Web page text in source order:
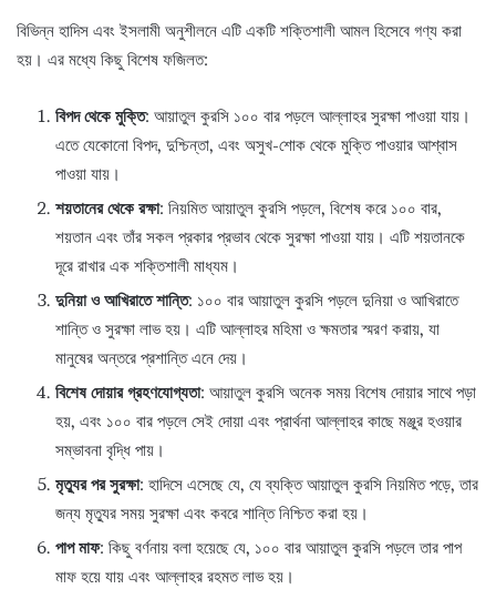
বিভিন্ন হাদিস এবং ইসলামী অনুশীলনে এটি একটি শক্তিশালী আমল হিসেবে গণ্য করা
হয়। এর মধ্যে কিছু বিশেষ ফজিলত:
বিপদ থেকে মুক্তি: আয়াতুল কুরসি ১০০ বার পড়লে আল্লাহর সুরক্ষা পাওয়া যায়।
এতে যেকোনো বিপদ, দুশ্চিন্তা, এবং অসুখ-শোক থেকে মুক্তি পাওয়ার আশ্বাস
পাওয়া যায়।
শয়তানের থেকে রক্ষা: নিয়মিত আয়াতুল কুরসি পড়লে, বিশেষ করে ১০০ বার,
শয়তান এবং তাঁর সকল প্রকার প্রভাব থেকে সুরক্ষা পাওয়া যায়। এটি শয়তানকে
দূরে রাখার এক শক্তিশালী মাধ্যম।
দুনিয়া ও আখিরাতে শান্তি: ১০০ বার আয়াতুল কুরসি পড়লে দুনিয়া ও আখিরাতে
শান্তি ও সুরক্ষা লাভ হয়। এটি আল্লাহর মহিমা ও ক্ষমতার স্মরণ করায়, যা
মানুষের অন্তরে প্রশান্তি এনে দেয়।
বিশেষ দোয়ার গ্রহণযোগ্যতা: আয়াতুল কুরসি অনেক সময় বিশেষ দোয়ার সাথে পড়া
হয়, এবং ১০০ বার পড়লে সেই দোয়া এবং প্রার্থনা আল্লাহর কাছে মঞ্জুর হওয়ার
সম্ভাবনা বৃদ্ধি পায়।
মৃত্যুর পর সুরক্ষা: হাদিসে এসেছে যে, যে ব্যক্তি আয়াতুল কুরসি নিয়মিত পড়ে, তার
জন্য মৃত্যুর সময় সুরক্ষা এবং কবরে শান্তি নিশ্চিত করা হয়।
পাপ মাফ: কিছু বর্ণনায় বলা হয়েছে যে, ১০০ বার আয়াতুল কুরসি পড়লে তার পাপ
মাফ হয়ে যায় এবং আল্লাহর রহমত লাভ হয়।